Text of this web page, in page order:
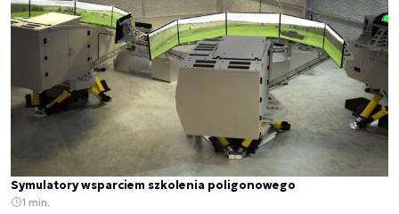
Symulatory wsparciem szkolenia poligonowego
1 min.